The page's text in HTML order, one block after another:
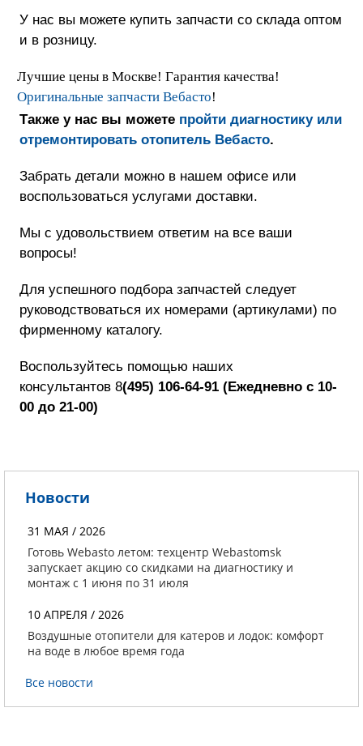
У нас вы можете купить запчасти со склада оптом
и в розницу.
Лучшие цены в Москве! Гарантия качества!
Оригинальные запчасти Вебасто!
Также у нас вы можете пройти диагностику или
отремонтировать отопитель Вебасто.
Забрать детали можно в нашем офисе или
воспользоваться услугами доставки.
Мы с удовольствием ответим на все ваши
вопросы!
Для успешного подбора запчастей следует
руководствоваться их номерами (артикулами) по
фирменному каталогу.
Воспользуйтесь помощью наших
консультантов 8(495) 106-64-91 (Ежедневно с 10-
00 до 21-00)
Новости
31 МАЯ / 2026
Готовь Webasto летом: техцентр Webastomsk
запускает акцию со скидками на диагностику и
монтаж с 1 июня по 31 июля
10 АПРЕЛЯ / 2026
Воздушные отопители для катеров и лодок: комфорт
на воде в любое время года
Все новости